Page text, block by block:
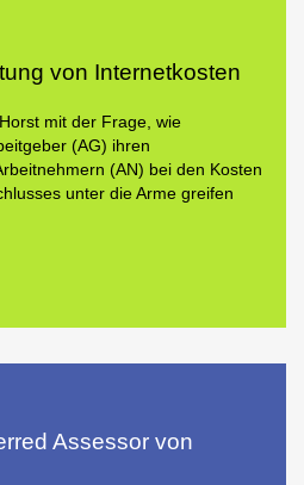
von Internetkosten
mit der Frage, wie
(AG) ihren
(AN) bei den Kosten
unter die Arme greifen
Assessor von